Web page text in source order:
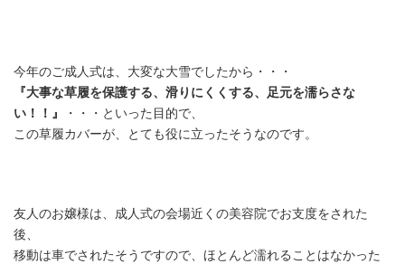
今年のご成人式は、大変な大雪でしたから・・・
『大事な草履を保護する、滑りにくくする、足元を濡らさな
い！！』
・・・といった目的で、
この草履カバーが、とても役に立ったそうなのです。
友人のお嬢様は、成人式の会場近くの美容院でお支度をされた
後、
移動は車でされたそうですので、ほとんど濡れることはなかった